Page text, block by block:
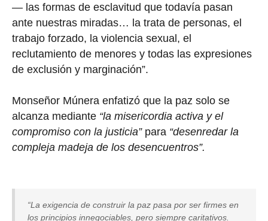
— las formas de esclavitud que todavía pasan
ante nuestras miradas… la trata de personas, el
trabajo forzado, la violencia sexual, el
reclutamiento de menores y todas las expresiones
de exclusión y marginación”.
Monseñor Múnera enfatizó que la paz solo se
alcanza mediante “la misericordia activa y el
compromiso con la justicia”para “desenredar la
compleja madeja de los desencuentros”.
“La exigencia de construir la paz pasa por ser firmes en
los principios innegociables, pero siempre caritativos.